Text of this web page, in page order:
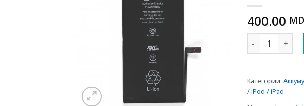
400.00
Количество
Категории:
/ iPod / iPad